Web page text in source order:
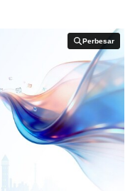
Perbesar
Perbesar